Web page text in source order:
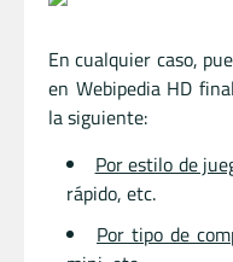
En cualquier caso,
en Webipedia HD
la siguiente:
Por estilo de
rápido, etc.
Por tipo de